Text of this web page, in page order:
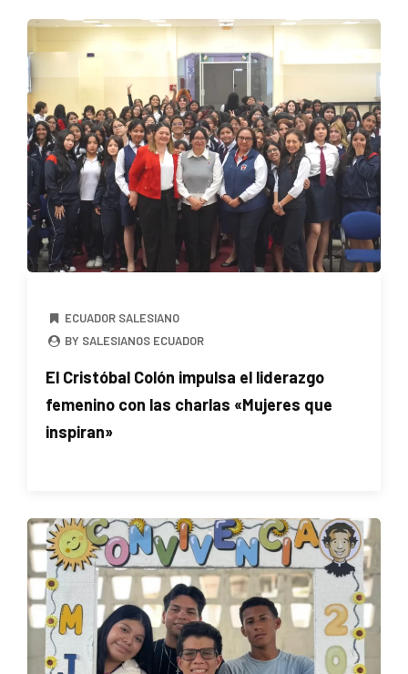
ECUADOR SALESIANO
BY SALESIANOS ECUADOR
El Cristóbal Colón impulsa el liderazgo
femenino con las charlas «Mujeres que
inspiran»